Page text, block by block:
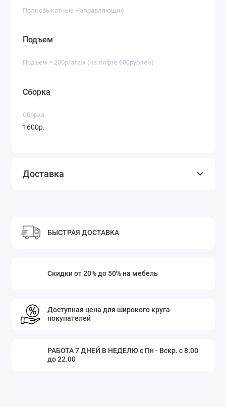
Полновыкатные Направляющие
Подъем
Подъем = 200р/этаж (на лифте 600рублей)
Сборка
Сборка:
1600р.
Доставка
БЫСТРАЯ ДОСТАВКА
Скидки от 20% до 50% на мебель
Доступная цена для широкого круга
покупателей
РАБОТА 7 ДНЕЙ В НЕДЕЛЮ с Пн - Вскр. с 8.00
до 22.00